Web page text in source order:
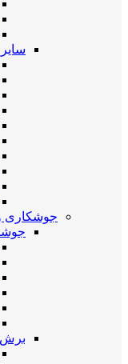
جوشکاری
برش